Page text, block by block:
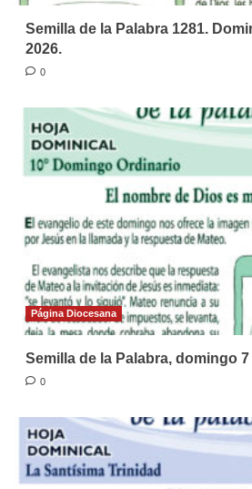
Semilla de la Palabra 1281.
2026.
0
Página Diocesana
Semilla de la Palabra, domingo
0